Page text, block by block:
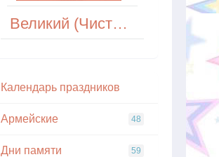
Великий (Чистый) четверг у православных христиан
Кaлeндapь пpaздникoв
Армейские 48
Дни памяти 59